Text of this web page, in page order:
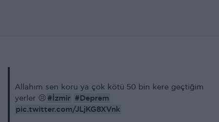
Allahım sen koru ya çok kötü 50 bin kere geçtiğim
yerler 😣 #İzmir #Deprem
pic.twitter.com/JLjKG8XVnk